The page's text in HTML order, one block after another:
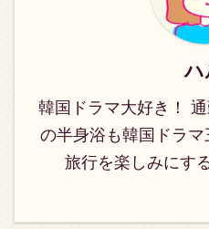
では「娘が罪人をかばっ
た罪を償う」とシン・ス
と…。 そこに死んだはず
のヨクが現れて 前回のあ
らすじは→《七日の ...
ハ
韓国ドラマ大好き！
の半身浴も韓国ドラ
旅行を楽しみにす